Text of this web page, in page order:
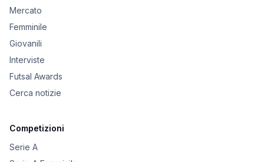
Mercato
Femminile
Giovanili
Interviste
Futsal Awards
Cerca notizie
Competizioni
Serie A